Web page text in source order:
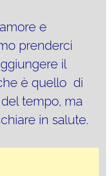
e
prenderci
il
è quello di
tempo, ma
in salute.